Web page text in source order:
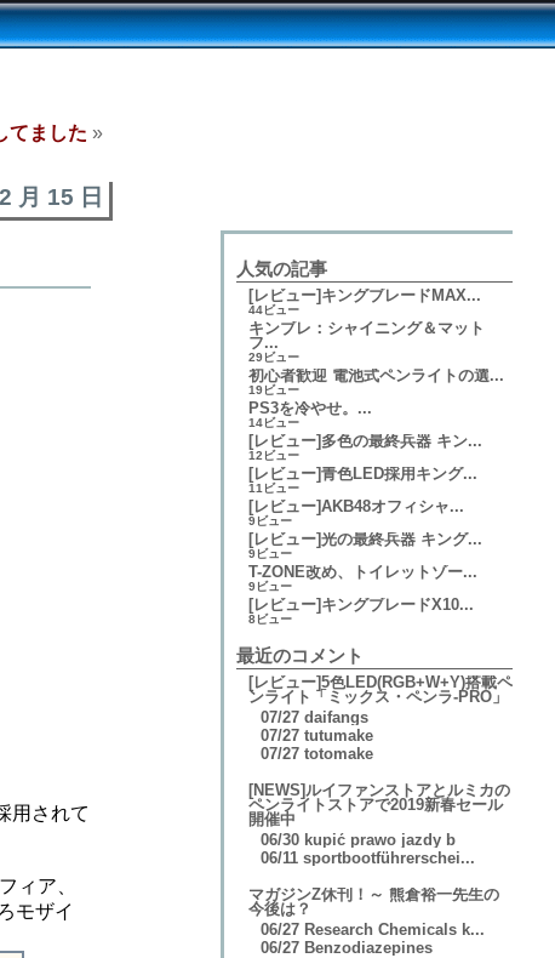
てました »
月 15 日
用されて
ィア、
モザイ
人気の記事
[レビュー]キングブレードMAX...
44ビュー
キンブレ：シャイニング＆マット
フ...
29ビュー
初心者歓迎 電池式ペンライトの選...
19ビュー
PS3を冷やせ。...
14ビュー
[レビュー]多色の最終兵器 キン...
12ビュー
[レビュー]青色LED採用キング...
11ビュー
[レビュー]AKB48オフィシャ...
9ビュー
[レビュー]光の最終兵器 キング...
9ビュー
T-ZONE改め、トイレットゾー...
9ビュー
[レビュー]キングブレードX10...
8ビュー
最近のコメント
[レビュー]5色LED(RGB+W+Y)搭載ペ
ンライト「ミックス・ペンラ-PRO」
07/27 daifangs
07/27 tutumake
07/27 totomake
[NEWS]ルイファンストアとルミカの
ペンライトストアで2019新春セール
開催中
06/30 kupić prawo jazdy b
06/11 sportbootführerschei...
マガジンZ休刊！～ 熊倉裕一先生の
今後は？
06/27 Research Chemicals k...
06/27 Benzodiazepines